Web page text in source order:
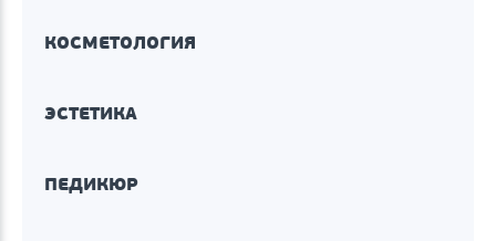
КОСМЕТОЛОГИЯ
ЭСТЕТИКА
ПЕДИКЮР